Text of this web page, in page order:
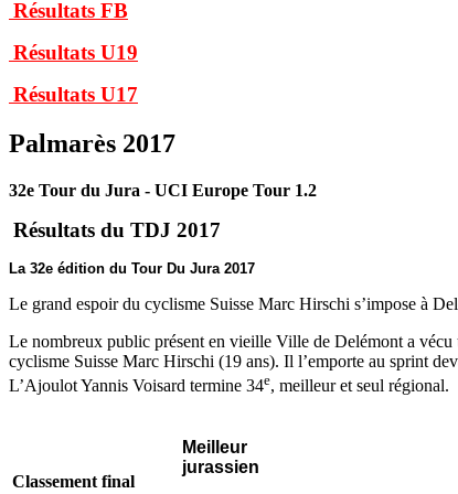
Résultats FB
Résultats U19
Résultats U17
Palmarès 2017
32e Tour du Jura - UCI Europe Tour 1.2
Résultats du TDJ 2017
La 32e édition du Tour Du Jura 2017
Le grand espoir du cyclisme Suisse Marc Hirschi s’impose à
Le nombreux public présent en vieille Ville de Delémont a
cyclisme Suisse Marc Hirschi (19 ans). Il l’emporte au sprint
L’Ajoulot Yannis Voisard termine 34e, meilleur et seul régional.
Classement final
Meilleur
jurassien